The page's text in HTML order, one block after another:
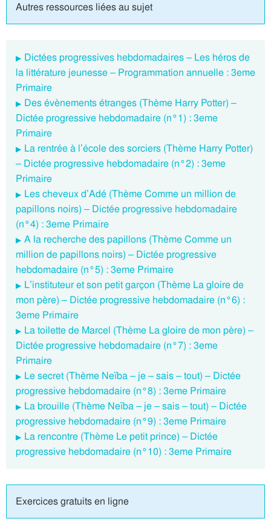
Autres ressources liées au sujet
Dictées progressives hebdomadaires – Les héros de
la littérature jeunesse – Programmation annuelle : 3eme
Primaire
Des évènements étranges (Thème Harry Potter) –
Dictée progressive hebdomadaire (n°1) : 3eme
Primaire
La rentrée à l’école des sorciers (Thème Harry Potter)
– Dictée progressive hebdomadaire (n°2) : 3eme
Primaire
Les cheveux d’Adé (Thème Comme un million de
papillons noirs) – Dictée progressive hebdomadaire
(n°4) : 3eme Primaire
A la recherche des papillons (Thème Comme un
million de papillons noirs) – Dictée progressive
hebdomadaire (n°5) : 3eme Primaire
L’instituteur et son petit garçon (Thème La gloire de
mon père) – Dictée progressive hebdomadaire (n°6) :
3eme Primaire
La toilette de Marcel (Thème La gloire de mon père) –
Dictée progressive hebdomadaire (n°7) : 3eme
Primaire
Le secret (Thème Neïba – je – sais – tout) – Dictée
progressive hebdomadaire (n°8) : 3eme Primaire
La brouille (Thème Neïba – je – sais – tout) – Dictée
progressive hebdomadaire (n°9) : 3eme Primaire
La rencontre (Thème Le petit prince) – Dictée
progressive hebdomadaire (n°10) : 3eme Primaire
Exercices gratuits en ligne